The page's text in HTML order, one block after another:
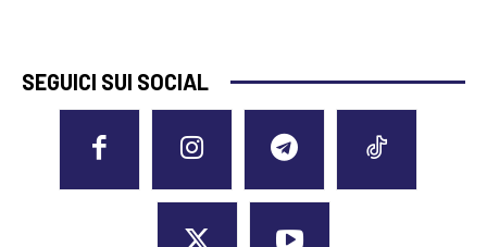
SEGUICI SUI SOCIAL